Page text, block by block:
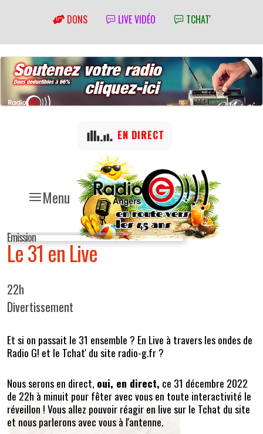
DONS LIVE VIDÉO TCHAT'
Menu
EN DIRECT
Emission
Le 31 en Live
22h
Divertissement
Et si on passait le 31 ensemble ? En Live à travers les ondes de
Radio G! et le Tchat' du site radio-g.fr ?
Nous serons en direct, oui, en direct, ce 31 décembre 2022
de 22h à minuit pour fêter avec vous en toute interactivité le
réveillon ! Vous allez pouvoir réagir en live sur le Tchat du site
et nous parlerons avec vous à l'antenne.